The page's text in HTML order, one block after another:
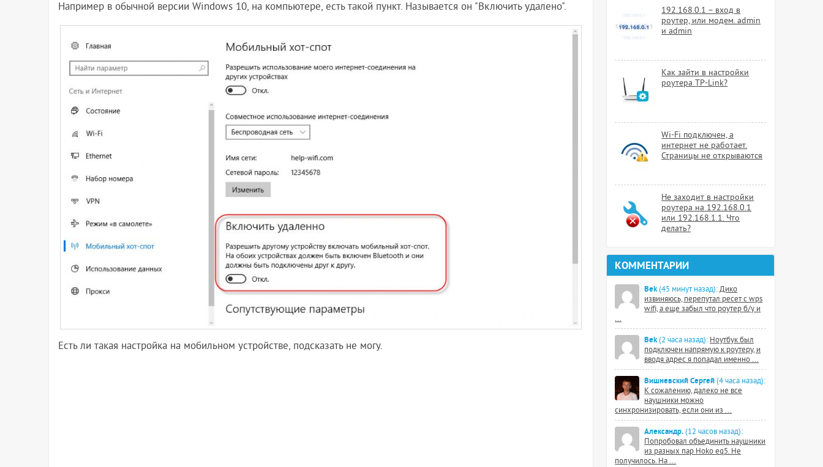
Например в обычной версии Windows 10, на компьютере, есть такой пункт. Называется он "Включить удалено".
Есть ли такая настройка на мобильном устройстве, подсказать не могу.
192.168.0.1 – вход в
роутер, или модем. admin
и admin
Как зайти в настройки
роутера TP-Link?
Wi-Fi подключен, а
интернет не работает.
Страницы не открываются
Не заходит в настройки
роутера на 192.168.0.1
или 192.168.1.1. Что
делать?
КОММЕНТАРИИ
Bek(45 минут назад): Дико
извиняюсь, перепутал ресет с wps
wifi, а еще забыл что роутер б/у и
...
Bek(2 часа назад): Ноутбук был
подключен напрямую к роутеру, и
вводя адрес я попадал именно ...
Вишневский Сергей (4 часа назад):
К сожалению, далеко не все
наушники можно
синхронизировать, если они из ...
Александр. (12 часов назад):
Попробовал объединить наушники
из разных пар Hoko eq5. Не
получилось. На ...